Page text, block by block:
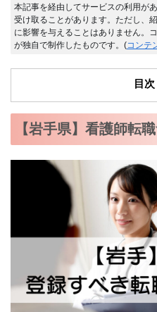
本記事を経由してサービスの利用が
受け取ることがあります。ただし、
に影響を与えることはありません。
が独自で制作したものです。(コンテ
目次
【岩手県】看護師転